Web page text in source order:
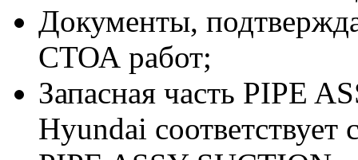
Документы,
СТОА работ;
Запасная часть PIPE
Hyundai